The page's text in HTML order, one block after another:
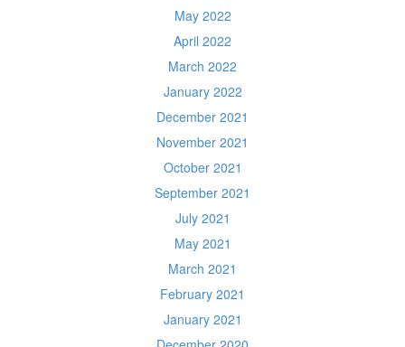
May 2022
April 2022
March 2022
January 2022
December 2021
November 2021
October 2021
September 2021
July 2021
May 2021
March 2021
February 2021
January 2021